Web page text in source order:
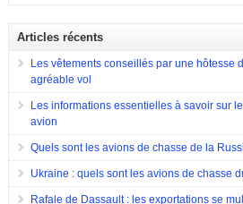
construit afin d’assurer les missions d’appui
forces terrestres. Il a été utilisé en 2009 lors
Eurocopter Tigre EC655
Articles récents
Les vêtements conseillés par une hôtesse
agréable vol
Les informations essentielles à savoir sur
avion
Quels sont les avions de chasse de la
Ukraine : quels sont les avions de chasse
Rafale de Dassault : les exportations se